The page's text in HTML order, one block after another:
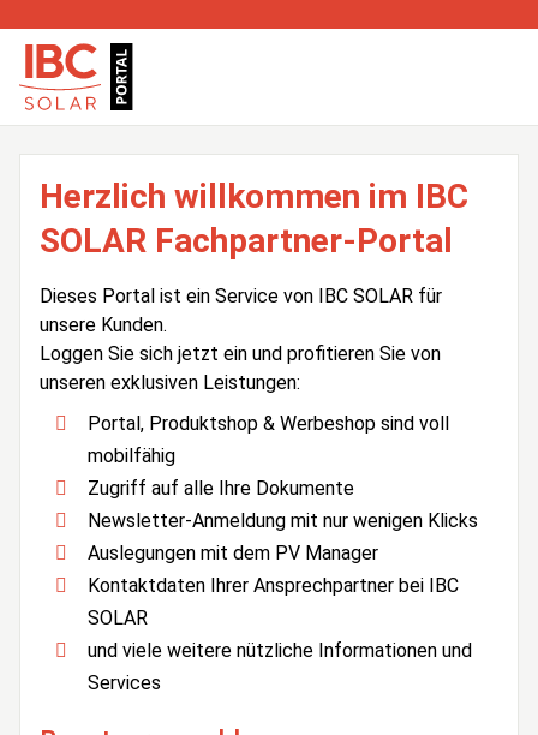
Herzlich willkommen im IBC
SOLAR Fachpartner-Portal
Dieses Portal ist ein Service von IBC SOLAR für
unsere Kunden.
Loggen Sie sich jetzt ein und profitieren Sie von
unseren exklusiven Leistungen:
Portal, Produktshop & Werbeshop sind voll
mobilfähig
Zugriff auf alle Ihre Dokumente
Newsletter-Anmeldung mit nur wenigen Klicks
Auslegungen mit dem PV Manager
Kontaktdaten Ihrer Ansprechpartner bei IBC
SOLAR
und viele weitere nützliche Informationen und
Services